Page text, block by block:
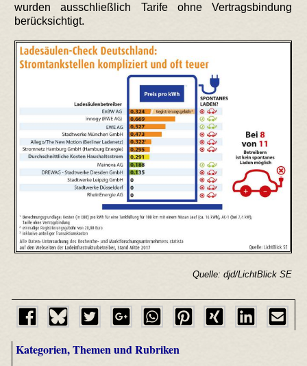
wurden ausschließlich Tarife ohne Vertragsbindung
berücksichtigt.
Quelle: djd/LichtBlick SE
Kategorien, Themen und Rubriken